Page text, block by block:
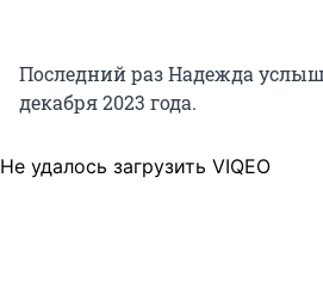
Последний раз Надежда
декабря 2023 года.
Не удалось загрузить VIQEO